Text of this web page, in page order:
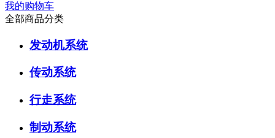
我的购物车
全部商品分类
发动机系统
传动系统
行走系统
制动系统